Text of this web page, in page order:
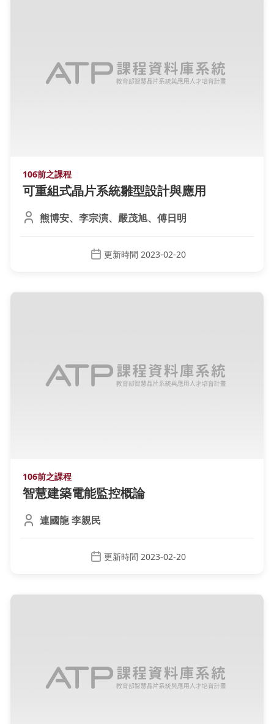
106前之課程
可重組式晶片系統雛型設計與應用
熊博安、李宗演、嚴茂旭、傅日明
更新時間 2023-02-20
106前之課程
智慧建築電能監控概論
連國龍 李親民
更新時間 2023-02-20